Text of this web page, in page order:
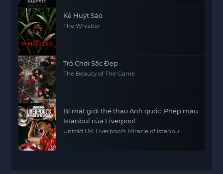
Kẻ Huýt Sáo
The Whistler
Trò Chơi Sắc Đẹp
The Beauty of The Game
Bí mật giới thể thao Anh quốc: Phép màu
Istanbul của Liverpool
Untold UK: Liverpool's Miracle of Istanbul